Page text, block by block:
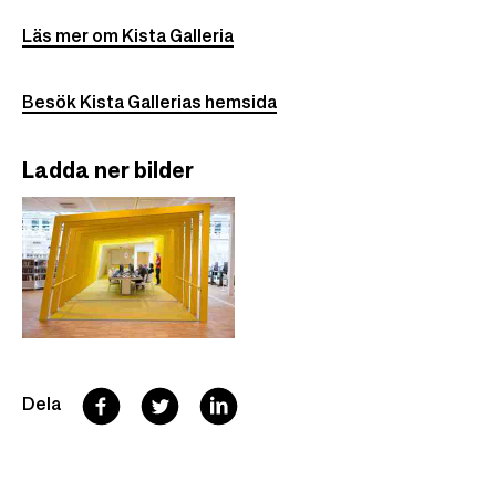
Läs mer om Kista Galleria
Besök Kista Gallerias hemsida
Ladda ner bilder
Dela F T L